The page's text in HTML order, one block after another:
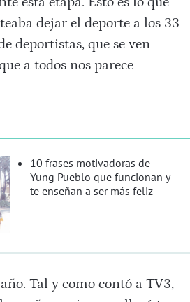
dejar el deporte a los 33
deportistas, que se ven
a todos nos parece
10 frases motivadoras de
Yung Pueblo que funcionan y
te enseñan a ser más feliz
Tal y como contó a TV3,